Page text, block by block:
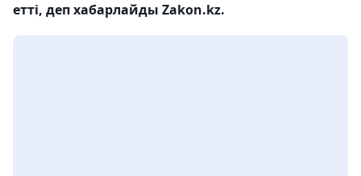
етті, деп хабарлайды Zakon.kz.